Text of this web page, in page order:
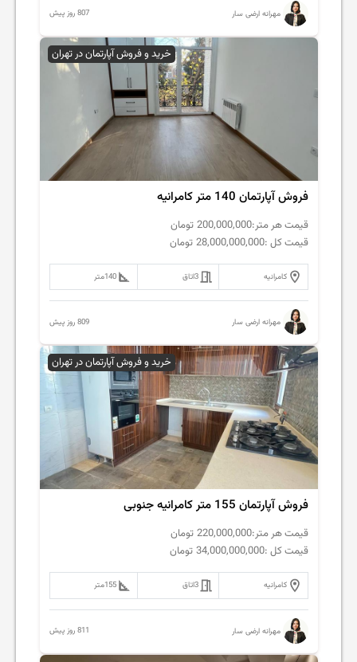
مهرانه ارضی سار 807 روز پیش
خرید و فروش آپارتمان در تهران
فروش آپارتمان 140 متر کامرانیه
قیمت هر متر:200,000,000 تومان
قیمت کل :28,000,000,000 تومان
کامرانیه 3اتاق 140متر
مهرانه ارضی سار 809 روز پیش
خرید و فروش آپارتمان در تهران
فروش آپارتمان 155 متر کامرانیه جنوبی
قیمت هر متر:220,000,000 تومان
قیمت کل :34,000,000,000 تومان
کامرانیه 3اتاق 155متر
مهرانه ارضی سار 811 روز پیش